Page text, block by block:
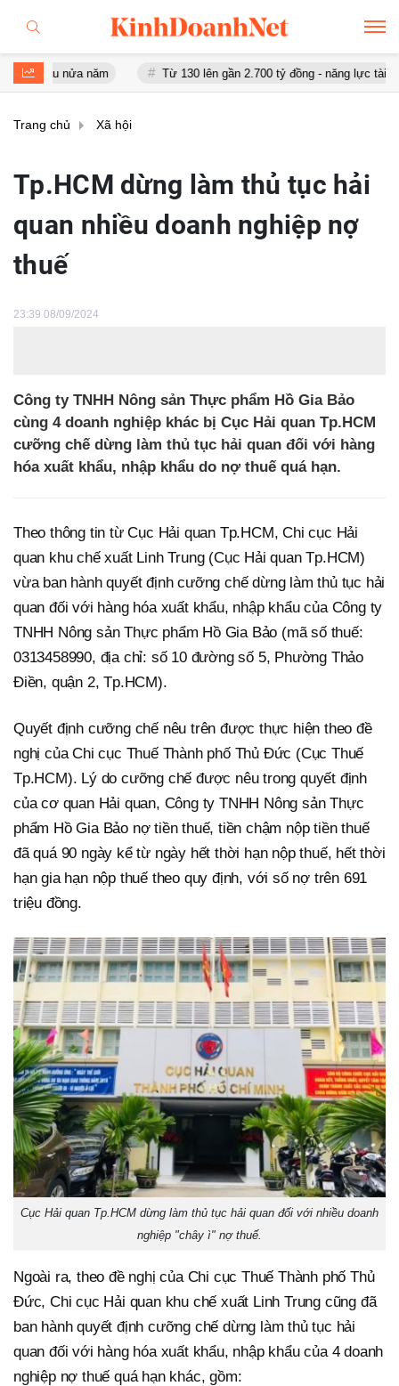
nửa năm Từ 130 lên gần 2.700 tỷ đồng - năng lực tài chính của
Trang chủ Xã hội
Tp.HCM dừng làm thủ tục hải
quan nhiều doanh nghiệp nợ
thuế
23:39 08/09/2024
Công ty TNHH Nông sản Thực phẩm Hồ Gia Bảo
cùng 4 doanh nghiệp khác bị Cục Hải quan Tp.HCM
cưỡng chế dừng làm thủ tục hải quan đối với hàng
hóa xuất khẩu, nhập khẩu do nợ thuế quá hạn.
Theo thông tin từ Cục Hải quan Tp.HCM, Chi cục Hải
quan khu chế xuất Linh Trung (Cục Hải quan Tp.HCM)
vừa ban hành quyết định cưỡng chế dừng làm thủ tục hải
quan đối với hàng hóa xuất khẩu, nhập khẩu của Công ty
TNHH Nông sản Thực phẩm Hồ Gia Bảo (mã số thuế:
0313458990, địa chỉ: số 10 đường số 5, Phường Thảo
Điền, quận 2, Tp.HCM).
Quyết định cưỡng chế nêu trên được thực hiện theo đề
nghị của Chi cục Thuế Thành phố Thủ Đức (Cục Thuế
Tp.HCM). Lý do cưỡng chế được nêu trong quyết định
của cơ quan Hải quan, Công ty TNHH Nông sản Thực
phẩm Hồ Gia Bảo nợ tiền thuế, tiền chậm nộp tiền thuế
đã quá 90 ngày kể từ ngày hết thời hạn nộp thuế, hết thời
hạn gia hạn nộp thuế theo quy định, với số nợ trên 691
triệu đồng.
Cục Hải quan Tp.HCM dừng làm thủ tục hải quan đối với nhiều doanh
nghiệp "chây ì" nợ thuế.
Ngoài ra, theo đề nghị của Chi cục Thuế Thành phố Thủ
Đức, Chi cục Hải quan khu chế xuất Linh Trung cũng đã
ban hành quyết định cưỡng chế dừng làm thủ tục hải
quan đối với hàng hóa xuất khẩu, nhập khẩu của 4 doanh
nghiệp nợ thuế quá hạn khác, gồm: